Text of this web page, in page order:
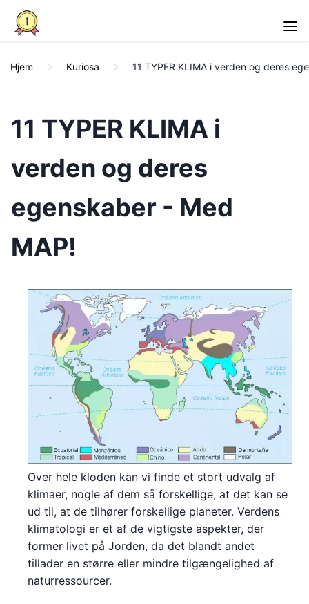
Hjem Kuriosa 11 TYPER KLIMA i verden og deres
11 TYPER KLIMA i
verden og deres
egenskaber - Med
MAP!
Over hele kloden kan vi finde et stort udvalg af
klimaer, nogle af dem så forskellige, at det kan se
ud til, at de tilhører forskellige planeter. Verdens
klimatologi er et af de vigtigste aspekter, der
former livet på Jorden, da det blandt andet
tillader en større eller mindre tilgængelighed af
naturressourcer.